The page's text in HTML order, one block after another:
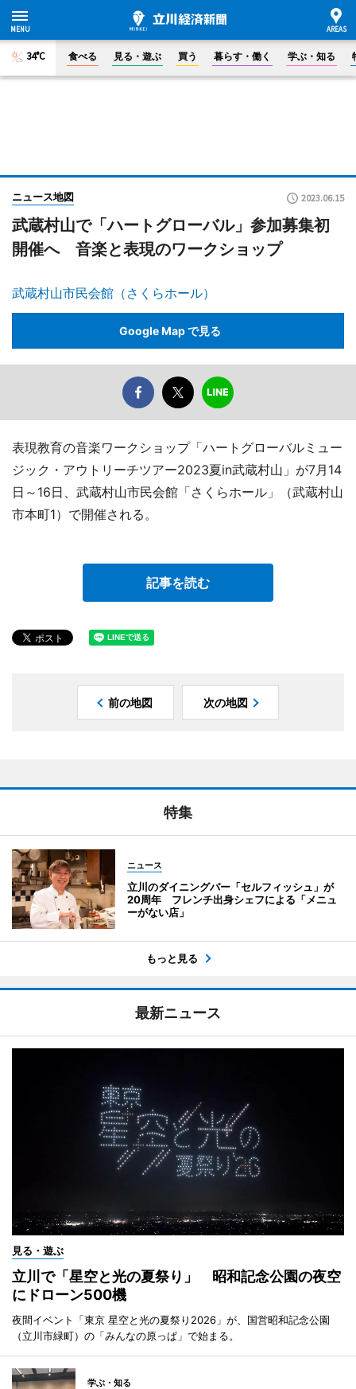
34°C 食べる 見る・遊ぶ 買う 暮らす・働く 学ぶ・知る
ニュース地図 2023.06.15
武蔵村山で「ハートグローバル」参加募集初
開催へ 音楽と表現のワークショップ
武蔵村山市民会館（さくらホール）
Google Map で見る
表現教育の音楽ワークショップ「ハートグローバルミュー
ジック・アウトリーチツアー2023夏in武蔵村山」が7月14
日～16日、武蔵村山市民会館「さくらホール」（武蔵村山
市本町1）で開催される。
記事を読む
前の地図 次の地図
特集
ニュース
立川のダイニングバー「セルフィッシュ」が
20周年 フレンチ出身シェフによる「メニュ
ーがない店」
もっと見る
最新ニュース
見る・遊ぶ
立川で「星空と光の夏祭り」 昭和記念公園の夜空
にドローン500機
夜間イベント「東京 星空と光の夏祭り2026」が、国営昭和記念公園
（立川市緑町）の「みんなの原っぱ」で始まる。
学ぶ・知る